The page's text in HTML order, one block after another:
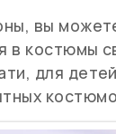
вы
в костюмы
для